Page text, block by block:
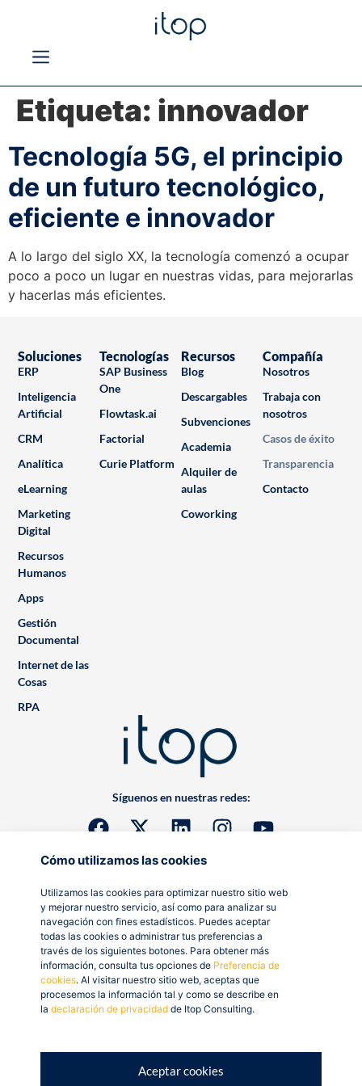
Cómo utilizamos las cookies
Utilizamos las cookies para optimizar nuestro sitio web
y mejorar nuestro servicio, así como para analizar su
navegación con fines estadísticos. Puedes aceptar
todas las cookies o administrar tus preferencias a
través de los siguientes botones. Para obtener más
información, consulta tus opciones de Preferencia de
cookies. Al visitar nuestro sitio web, aceptas que
procesemos la información tal y como se describe en
la declaración de privacidad de Itop Consulting.
Aceptar cookies
Etiqueta: innovador
Tecnología 5G, el principio
de un futuro tecnológico,
eficiente e innovador
A lo largo del siglo XX, la tecnología comenzó a ocupar
poco a poco un lugar en nuestras vidas, para mejorarlas
y hacerlas más eficientes.
Síguenos en nuestras redes:
Soluciones
ERP
Inteligencia
Artificial
CRM
Analítica
eLearning
Marketing
Digital
Recursos
Humanos
Apps
Gestión
Documental
Internet de las
Cosas
RPA
Tecnologías
SAP Business
One
Flowtask.ai
Factorial
Curie Platform
Recursos
Blog
Descargables
Subvenciones
Academia
Alquiler de
aulas
Coworking
Compañía
Nosotros
Trabaja con
nosotros
Casos de éxito
Transparencia
Contacto